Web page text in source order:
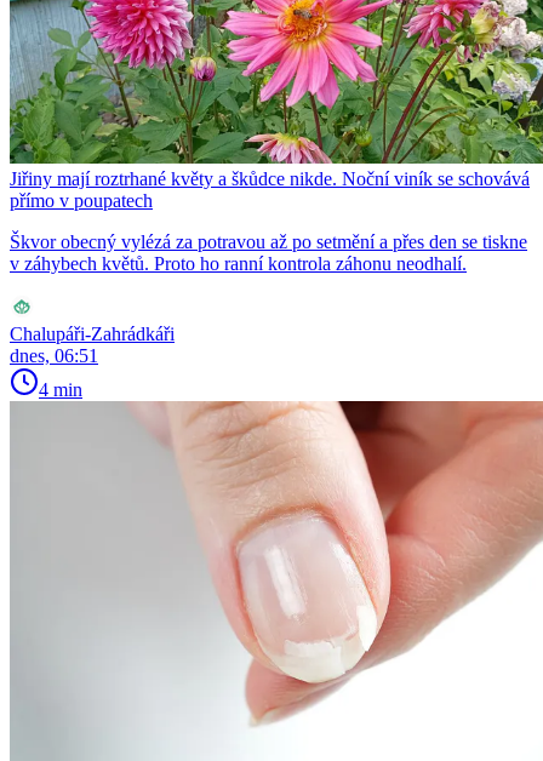
Jiřiny mají roztrhané květy a škůdce nikde. Noční viník se schovává
přímo v poupatech
Škvor obecný vylézá za potravou až po setmění a přes den se tiskne
v záhybech květů. Proto ho ranní kontrola záhonu neodhalí.
Chalupáři-Zahrádkáři
dnes, 06:51
4 min